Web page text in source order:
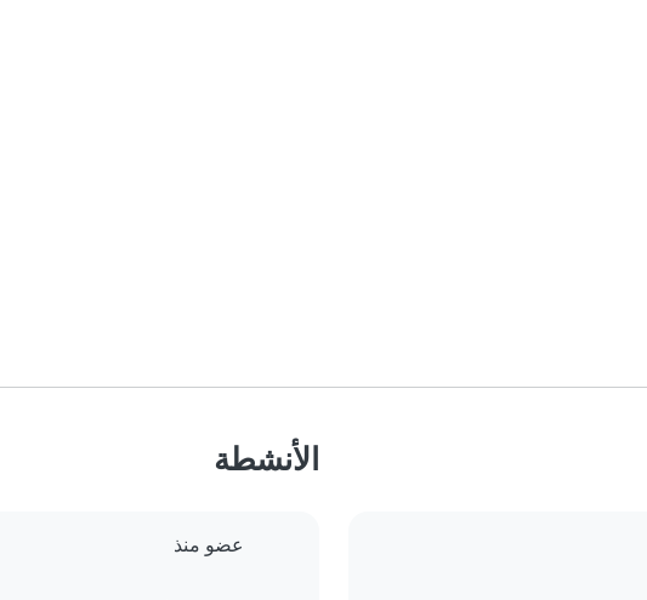
الأنشطة
عضو منذ